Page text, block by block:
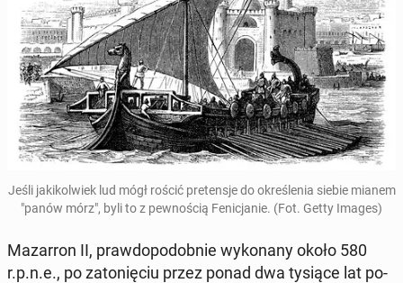
Jeśli ja­ki­kol­wiek lud mógł rościć pre­ten­sje do okre­śle­nia siebie mianem
"panów mórz", byli to z pew­no­ścią Fe­ni­cja­nie. (Fot. Getty Images)
Ma­zar­ron II, praw­do­po­dob­nie wy­ko­na­ny około 580
r.p.n.e., po za­to­nię­ciu przez ponad dwa tysiące lat po­